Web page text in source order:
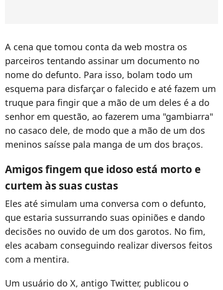
A cena que tomou conta da web mostra os
parceiros tentando assinar um documento no
nome do defunto. Para isso, bolam todo um
esquema para disfarçar o falecido e até fazem um
truque para fingir que a mão de um deles é a do
senhor em questão, ao fazerem uma "gambiarra"
no casaco dele, de modo que a mão de um dos
meninos saísse pala manga de um dos braços.
Amigos fingem que idoso está morto e
curtem às suas custas
Eles até simulam uma conversa com o defunto,
que estaria sussurrando suas opiniões e dando
decisões no ouvido de um dos garotos. No fim,
eles acabam conseguindo realizar diversos feitos
com a mentira.
Um usuário do X, antigo Twitter, publicou o